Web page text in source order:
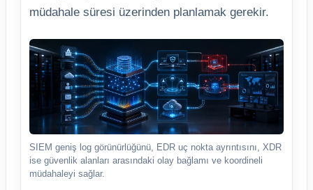
müdahale süresi üzerinden planlamak gerekir.
SIEM geniş log görünürlüğünü, EDR uç nokta ayrıntısını, XDR
ise güvenlik alanları arasındaki olay bağlamı ve koordineli
müdahaleyi sağlar.